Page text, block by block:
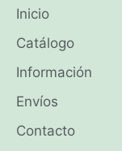
Inicio
Catálogo
Información
Envíos
Contacto